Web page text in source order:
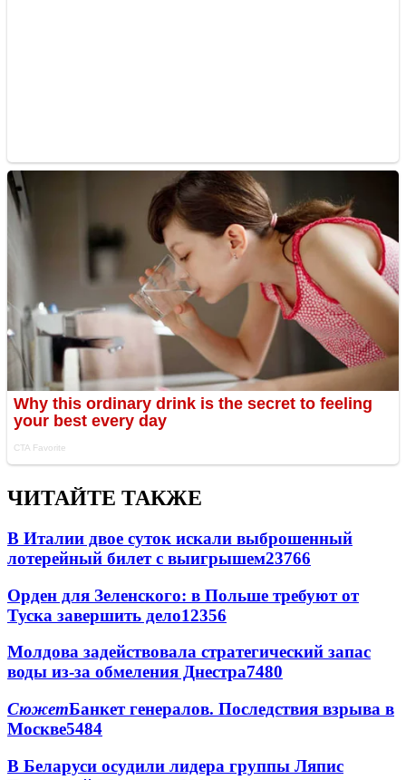
ЧИТАЙТЕ ТАКЖЕ
В Италии двое суток искали выброшенный
лотерейный билет с выигрышем23766
Орден для Зеленского: в Польше требуют от
Туска завершить дело12356
Молдова задействовала стратегический запас
воды из-за обмеления Днестра7480
СюжетБанкет генералов. Последствия взрыва в
Москве5484
В Беларуси осудили лидера группы Ляпис